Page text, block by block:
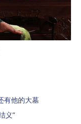
有他的大墓
义”